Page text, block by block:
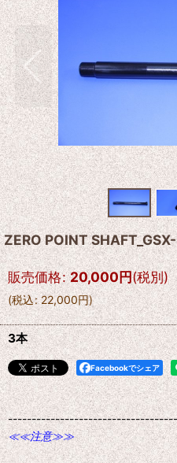
ZERO POINT
販売価格: 20,000円(税別)
(税込: 22,000円)
3本
Facebookでシェア
≪≪注意≫≫